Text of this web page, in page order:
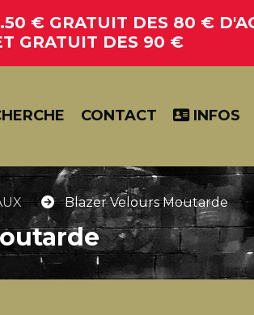
€ GRATUIT DES 80 €
GRATUIT DES 90 €
CONTACT INFOS
Blazer Velours Moutarde